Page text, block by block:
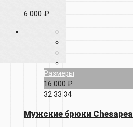
6 000 ₽
Размеры
16 000 ₽
32 33 34
Мужские брюки